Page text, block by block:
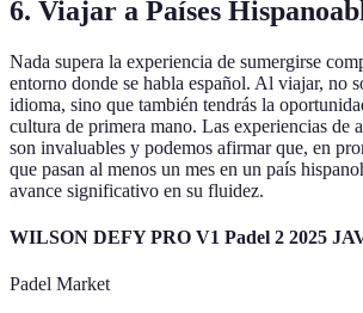
6. Viajar a Países
Nada supera la experiencia de sumergirse
entorno donde se habla español. Al viajar, no
idioma, sino que también tendrás la
cultura de primera mano. Las experiencias de
son invaluables y podemos afirmar que, en
que pasan al menos un mes en un país
avance significativo en su fluidez.
WILSON DEFY PRO V1 Padel 2 2025
Padel Market